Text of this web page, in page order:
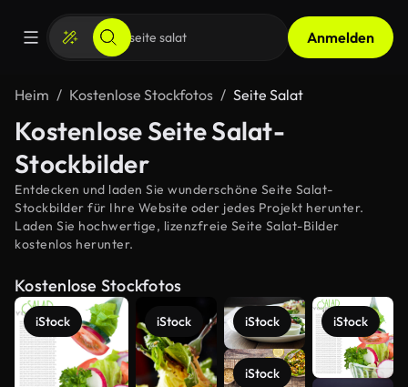
Anmelden
Heim Kostenlose Stockfotos Seite Salat
Kostenlose Seite Salat-
Stockbilder
Entdecken und laden Sie wunderschöne Seite Salat-
Stockbilder für Ihre Website oder jedes Projekt herunter.
Laden Sie hochwertige, lizenzfreie Seite Salat-Bilder
kostenlos herunter.
Kostenlose Stockfotos
iStock iStock iStock
iStock
iStock